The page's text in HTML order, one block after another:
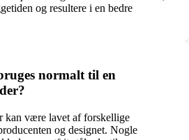
og resultere i en bedre
normalt til en
kan være lavet af forskellige
og designet. Nogle